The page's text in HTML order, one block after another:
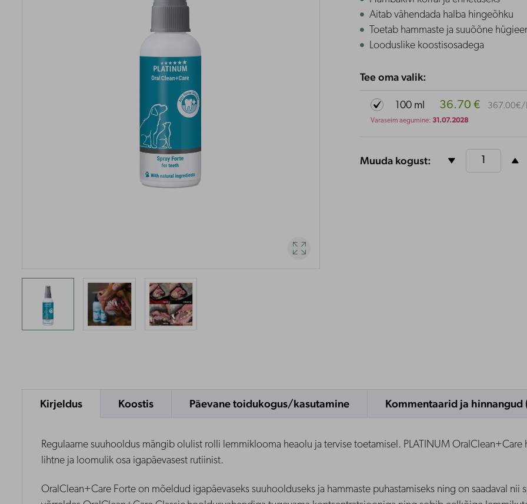

Aitab vähendada halba hingeõhku
Toetab hammaste ja suuõõne
Looduslike koostisosadega
Tee oma valik:
100 ml 36.70 € 367.00€/
Varaseim aegumine:31.07.2028
Muuda kogust:  
Kirjeldus Koostis Päevane toidukogus/kasutamine Kommentaarid ja hinnangud
Regulaarne suuhooldus mängib olulist rolli lemmiklooma heaolu ja tervise toetamisel. PLATINUM
lihtne ja loomulik osa igapäevasest rutiinist.
OralClean+Care Forte on mõeldud igapäevaseks suuhoolduseks ja hammaste puhastamiseks ning on saadaval